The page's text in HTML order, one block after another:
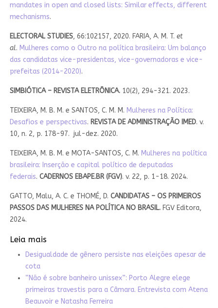
mandates in open and closed lists: Similar effects, different
mechanisms.
ELECTORAL STUDIES, 66:102157, 2020. FARIA, A. M. T. et
al. Mulheres como o Outro na política brasileira: Um balanço
das candidatas vice-presidentas, vice-governadoras e vice-
prefeitas (2014-2020).
SIMBIÓTICA – REVISTA ELETRÔNICA.10(2), 294-321. 2023.
TEIXEIRA, M. B. M. e SANTOS, C. M. M. Mulheres na Política:
Desafios e perspectivas. REVISTA DE ADMINISTRAÇÃO IMED. v.
10, n. 2, p. 178-97. jul-dez. 2020.
TEIXEIRA, M. B. M. e MOTA-SANTOS, C. M. Mulheres na política
brasileira: Inserção e capital político de deputadas
federais. CADERNOS EBAPE.BR (FGV). v. 22, p. 1-18. 2024.
GATTO, Malu, A. C. e THOMÉ, D. CANDIDATAS – OS PRIMEIROS
PASSOS DAS MULHERES NA POLÍTICA NO BRASIL. FGV Editora,
2024.
Leia mais
Desigualdade de gênero persiste nas eleições apesar de
cota
“Não é sobre banheiro unissex”: Porto Alegre elege
primeiras travestis para a Câmara. Entrevista com Atena
Beauvoir e Natasha Ferreira